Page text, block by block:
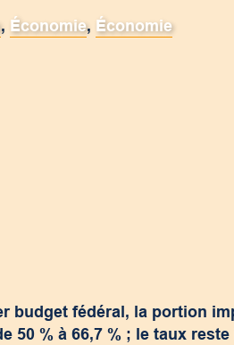
, Économie, Économie
budget fédéral, la portion
50 % à 66,7 % ; le taux